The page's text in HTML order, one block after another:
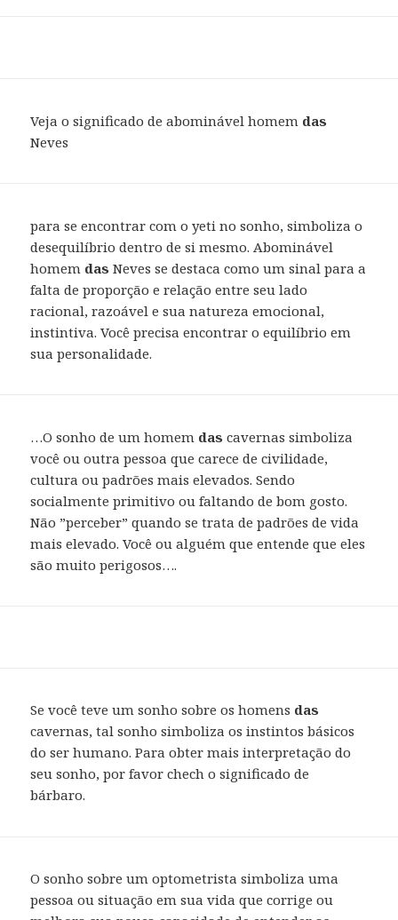
Veja o significado de abominável homem das
Neves
para se encontrar com o yeti no sonho, simboliza o
desequilíbrio dentro de si mesmo. Abominável
homem das Neves se destaca como um sinal para a
falta de proporção e relação entre seu lado
racional, razoável e sua natureza emocional,
instintiva. Você precisa encontrar o equilíbrio em
sua personalidade.
…O sonho de um homem das cavernas simboliza
você ou outra pessoa que carece de civilidade,
cultura ou padrões mais elevados. Sendo
socialmente primitivo ou faltando de bom gosto.
Não ”perceber” quando se trata de padrões de vida
mais elevado. Você ou alguém que entende que eles
são muito perigosos….
Se você teve um sonho sobre os homens das
cavernas, tal sonho simboliza os instintos básicos
do ser humano. Para obter mais interpretação do
seu sonho, por favor chech o significado de
bárbaro.
O sonho sobre um optometrista simboliza uma
pessoa ou situação em sua vida que corrige ou